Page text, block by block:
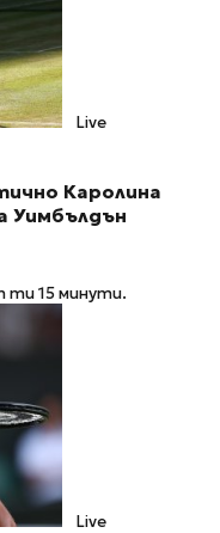
Live
Каролина
Уимбълдън
ти 15 минути.
Live